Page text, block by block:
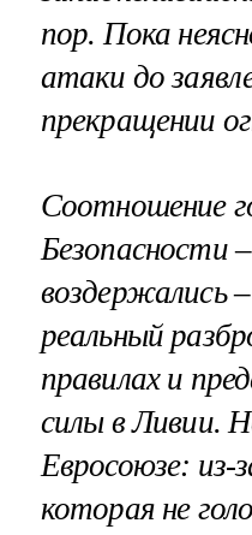
пор. Пока
атаки до
прекращении
Соотношение
Безопасности
воздержались
реальный
правилах и
силы в Ливии.
Евросоюзе: из-
которая не